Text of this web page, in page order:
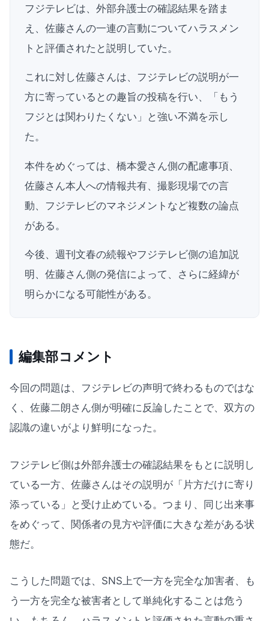
フジテレビは、外部弁護士の確認結果を踏ま
え、佐藤さんの一連の言動についてハラスメン
トと評価されたと説明していた。
これに対し佐藤さんは、フジテレビの説明が一
方に寄っているとの趣旨の投稿を行い、「もう
フジとは関わりたくない」と強い不満を示し
た。
本件をめぐっては、橋本愛さん側の配慮事項、
佐藤さん本人への情報共有、撮影現場での言
動、フジテレビのマネジメントなど複数の論点
がある。
今後、週刊文春の続報やフジテレビ側の追加説
明、佐藤さん側の発信によって、さらに経緯が
明らかになる可能性がある。
編集部コメント
今回の問題は、フジテレビの声明で終わるものではな
く、佐藤二朗さん側が明確に反論したことで、双方の
認識の違いがより鮮明になった。
フジテレビ側は外部弁護士の確認結果をもとに説明し
ている一方、佐藤さんはその説明が「片方だけに寄り
添っている」と受け止めている。つまり、同じ出来事
をめぐって、関係者の見方や評価に大きな差がある状
態だ。
こうした問題では、SNS上で一方を完全な加害者、も
う一方を完全な被害者として単純化することは危う